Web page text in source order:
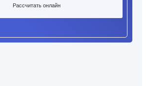
Рассчитать онлайн